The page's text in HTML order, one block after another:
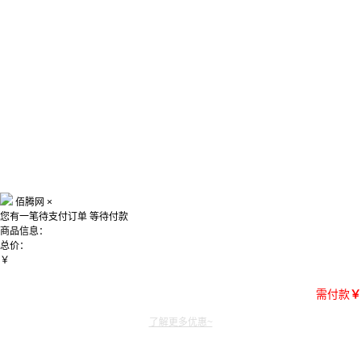
佰腾网 ×
您有一笔待支付订单 等待付款
商品信息：
总价：
￥
需付款￥
了解更多优惠~